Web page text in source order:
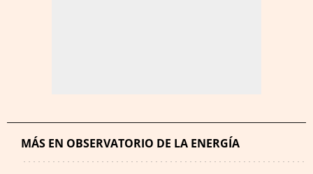
MÁS EN OBSERVATORIO DE LA ENERGÍA